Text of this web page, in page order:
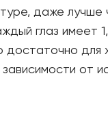
даже лучше
глаз имеет
достаточно для
зависимости от